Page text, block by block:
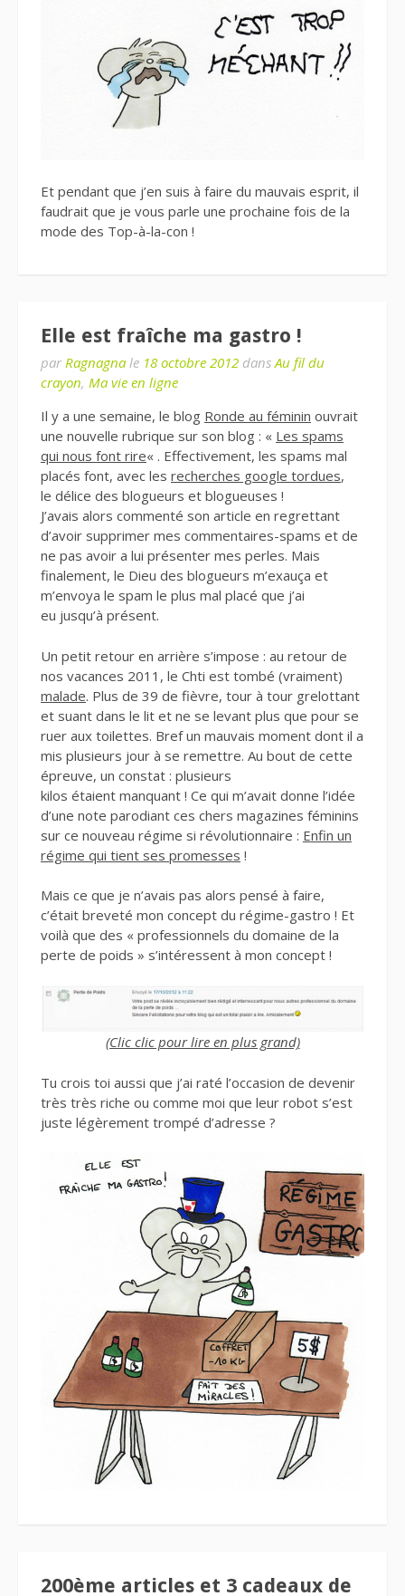
Et pendant que j’en suis à faire du mauvais esprit, il
faudrait que je vous parle une prochaine fois de la
mode des Top-à-la-con !
Elle est fraîche ma gastro !
par Ragnagna le 18 octobre 2012 dansAu fil du
crayon, Ma vie en ligne
Il y a une semaine, le blog Ronde au féminin ouvrait
une nouvelle rubrique sur son blog : « Les spams
qui nous font rire« . Effectivement, les spams mal
placés font, avec les recherches google tordues,
le délice des blogueurs et blogueuses !
J’avais alors commenté son article en regrettant
d’avoir supprimer mes commentaires-spams et de
ne pas avoir a lui présenter mes perles. Mais
finalement, le Dieu des blogueurs m’exauça et
m’envoya le spam le plus mal placé que j’ai
eu jusqu’à présent.
Un petit retour en arrière s’impose : au retour de
nos vacances 2011, le Chti est tombé (vraiment)
malade. Plus de 39 de fièvre, tour à tour grelottant
et suant dans le lit et ne se levant plus que pour se
ruer aux toilettes. Bref un mauvais moment dont il a
mis plusieurs jour à se remettre. Au bout de cette
épreuve, un constat : plusieurs
kilos étaient manquant ! Ce qui m’avait donne l’idée
d’une note parodiant ces chers magazines féminins
sur ce nouveau régime si révolutionnaire : Enfin un
régime qui tient ses promesses !
Mais ce que je n’avais pas alors pensé à faire,
c’était breveté mon concept du régime-gastro ! Et
voilà que des « professionnels du domaine de la
perte de poids » s’intéressent à mon concept !
(Clic clic pour lire en plus grand)
Tu crois toi aussi que j’ai raté l’occasion de devenir
très très riche ou comme moi que leur robot s’est
juste légèrement trompé d’adresse ?
200ème articles et 3 cadeaux de